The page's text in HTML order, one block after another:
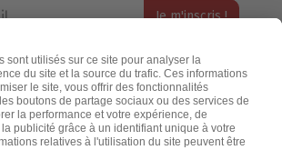
consulter notre politique de confidentialité,
cliquez ici.
Accueil